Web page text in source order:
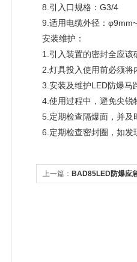
8.引入口规格：G3/4
9.适用电缆外径：
安装维护：
1.引入装置的密封全应
2.灯具投入使用前必须
3.安装及维护LED防爆
4.使用过程中，避免尖
5.定期检查隔爆面，并
6.定期检查密封圈，如发
上一篇： BAD85LED防爆应